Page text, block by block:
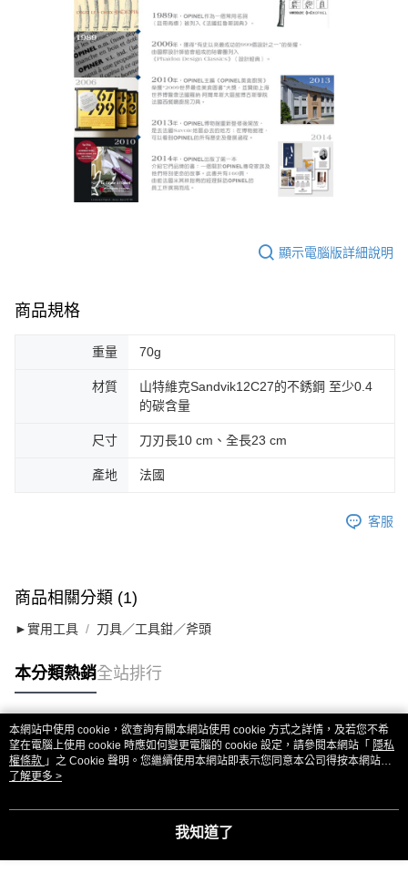
顯示電腦版詳細說明
商品規格
重量 70g
材質
山特維克Sandvik12C27的不銹鋼 至少0.4
的碳含量
尺寸 刀刃長10 cm、全長23 cm
產地 法國
客服
商品相關分類 (1)
►實用工具 刀具／工具鉗／斧頭
本分類熱銷全站排行
熱門標籤
本網站中使用 cookie，欲查詢有關本網站使用 cookie 方式之詳情，及若您不希
望在電腦上使用 cookie 時應如何變更電腦的 cookie 設定，請參閱本網站「 隱私
權條款 」之 Cookie 聲明。您繼續使用本網站即表示您同意本公司得按本網站使
用條款之 Cookie 聲明使用 cookie。
了解更多 >
我知道了